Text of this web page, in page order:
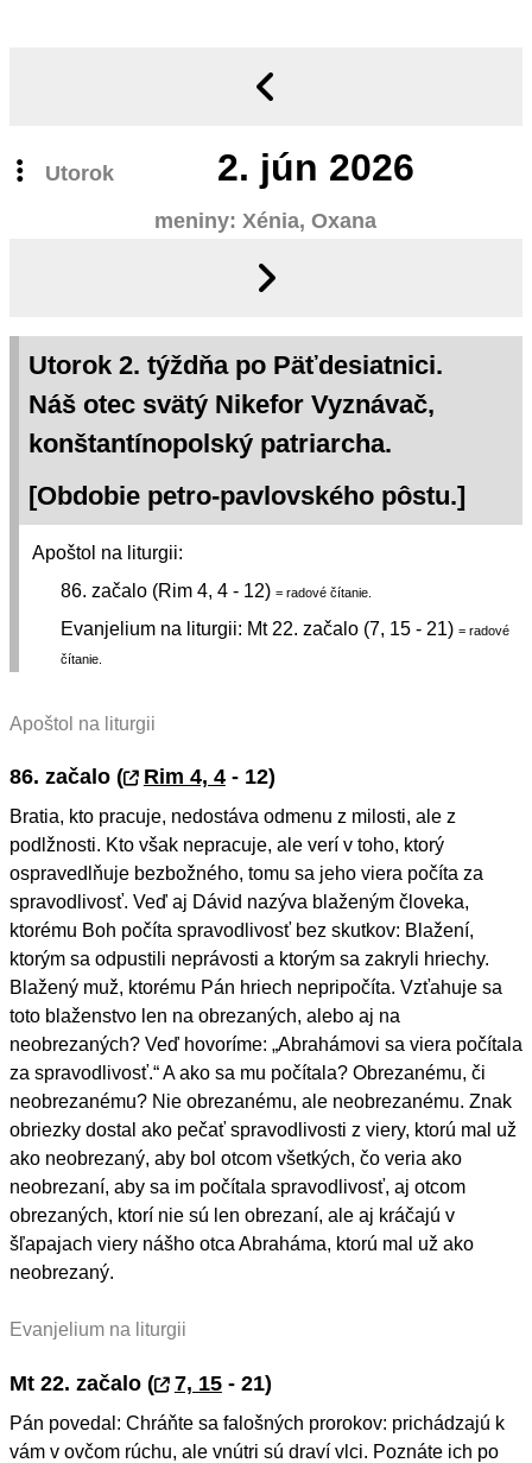
Utorok 2. jún 2026
meniny: Xénia, Oxana
Utorok 2. týždňa po Päťdesiatnici.
Náš otec svätý Nikefor Vyznávač,
konštantínopolský patriarcha.
[Obdobie petro-pavlovského pôstu.]
Apoštol na liturgii:
86. začalo (Rim 4, 4 - 12) = radové čítanie.
Evanjelium na liturgii: Mt 22. začalo (7, 15 - 21) = radové
čítanie.
Apoštol na liturgii
86. začalo ( Rim 4, 4- 12)
Bratia, kto pracuje, nedostáva odmenu z milosti, ale z
podlžnosti. Kto však nepracuje, ale verí v toho, ktorý
ospravedlňuje bezbožného, tomu sa jeho viera počíta za
spravodlivosť. Veď aj Dávid nazýva blaženým človeka,
ktorému Boh počíta spravodlivosť bez skutkov: Blažení,
ktorým sa odpustili neprávosti a ktorým sa zakryli hriechy.
Blažený muž, ktorému Pán hriech nepripočíta. Vzťahuje sa
toto blaženstvo len na obrezaných, alebo aj na
neobrezaných? Veď hovoríme: „Abrahámovi sa viera počítala
za spravodlivosť.“ A ako sa mu počítala? Obrezanému, či
neobrezanému? Nie obrezanému, ale neobrezanému. Znak
obriezky dostal ako pečať spravodlivosti z viery, ktorú mal už
ako neobrezaný, aby bol otcom všetkých, čo veria ako
neobrezaní, aby sa im počítala spravodlivosť, aj otcom
obrezaných, ktorí nie sú len obrezaní, ale aj kráčajú v
šľapajach viery nášho otca Abraháma, ktorú mal už ako
neobrezaný.
Evanjelium na liturgii
Mt 22. začalo ( 7, 15- 21)
Pán povedal: Chráňte sa falošných prorokov: prichádzajú k
vám v ovčom rúchu, ale vnútri sú draví vlci. Poznáte ich po